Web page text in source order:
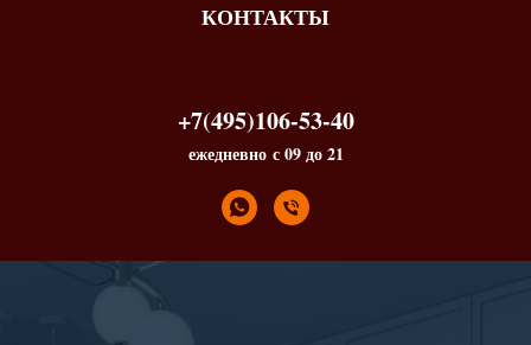
КОНТАКТЫ
+7(495)106-53-40
ежедневно с 09 до 21